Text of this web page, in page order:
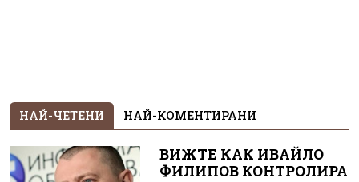
НАЙ-ЧЕТЕНИ НАЙ-КОМЕНТИРАНИ
ВИЖТЕ КАК ИВАЙЛО
ФИЛИПОВ КОНТРОЛИРА